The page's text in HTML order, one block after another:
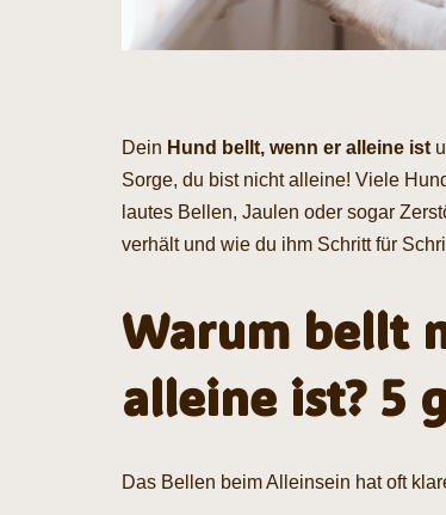
Dein Hund bellt, wenn er alleine ist
Sorge, du bist nicht alleine! Viele
lautes Bellen, Jaulen oder sogar
verhält und wie du ihm Schritt für
Warum bellt
alleine ist? 5
Das Bellen beim Alleinsein hat oft